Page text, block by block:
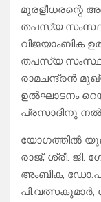
മുരളീധരന്റെ
തപസ്യ
വിജയാംബിക
തപസ്യ
രാമചന്ദ്രൻ
ഉൽഘാടനം
പ്രസാദിനു
യോഗത്തിൽ
രാജ്, ശ്രീ. ജി.
അംബിക,
പി.വത്സകുമാർ,